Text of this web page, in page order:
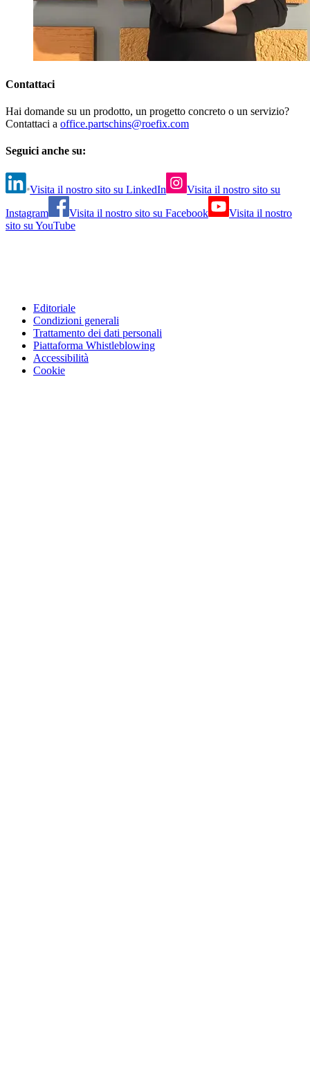
Contattaci
Hai domande su un prodotto, un progetto concreto o un servizio?
Contattaci a office.partschins@roefix.com
Seguici anche su:
Visita il nostro sito su LinkedIn
Visita il nostro sito su
Instagram
Visita il nostro sito su Facebook
Visita il nostro
sito su YouTube
Editoriale
Condizioni generali
Trattamento dei dati personali
Piattaforma Whistleblowing
Accessibilità
Cookie